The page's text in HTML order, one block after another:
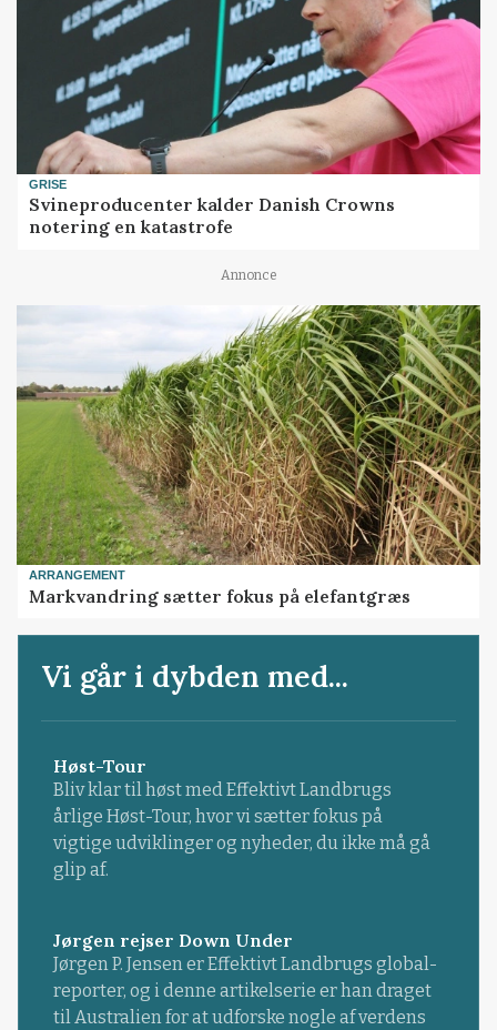
GRISE
Svineproducenter kalder Danish Crowns
notering en katastrofe
Annonce
ARRANGEMENT
Markvandring sætter fokus på elefantgræs
Vi går i dybden med...
Høst-Tour
Bliv klar til høst med Effektivt Landbrugs
årlige Høst-Tour, hvor vi sætter fokus på
vigtige udviklinger og nyheder, du ikke må gå
glip af.
Jørgen rejser Down Under
Jørgen P. Jensen er Effektivt Landbrugs global-
reporter, og i denne artikelserie er han draget
til Australien for at udforske nogle af verdens